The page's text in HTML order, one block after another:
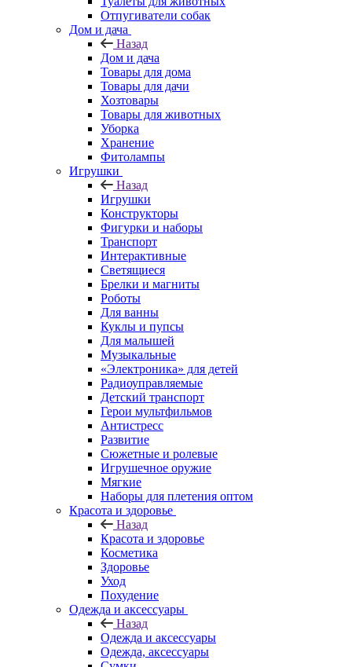
Отпугиватели собак
Дом и дача
Назад
Дом и дача
Товары для дома
Товары для дачи
Хозтовары
Товары для животных
Уборка
Хранение
Фитолампы
Игрушки
Назад
Игрушки
Конструкторы
Фигурки и наборы
Транспорт
Интерактивные
Светящиеся
Брелки и магниты
Роботы
Для ванны
Куклы и пупсы
Для малышей
Музыкальные
«Электроника» для детей
Радиоуправляемые
Детский транспорт
Герои мультфильмов
Антистресс
Развитие
Сюжетные и ролевые
Игрушечное оружие
Мягкие
Наборы для плетения оптом
Красота и здоровье
Назад
Красота и здоровье
Косметика
Здоровье
Уход
Похудение
Одежда и аксессуары
Назад
Одежда и аксессуары
Одежда, аксессуары